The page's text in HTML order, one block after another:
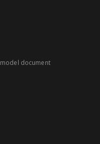
document